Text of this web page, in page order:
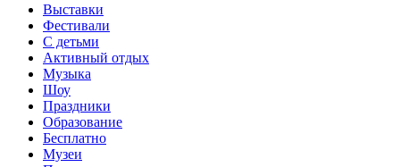
Выставки
Фестивали
С детьми
Активный отдых
Музыка
Шоу
Праздники
Образование
Бесплатно
Музеи